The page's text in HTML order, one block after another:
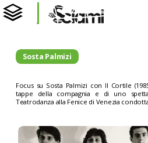
Sosta Palmizi
Focus su Sosta Palmizi con Il Cortile
tappe della compagnia e di uno
Teatrodanza alla Fenice di Venezia